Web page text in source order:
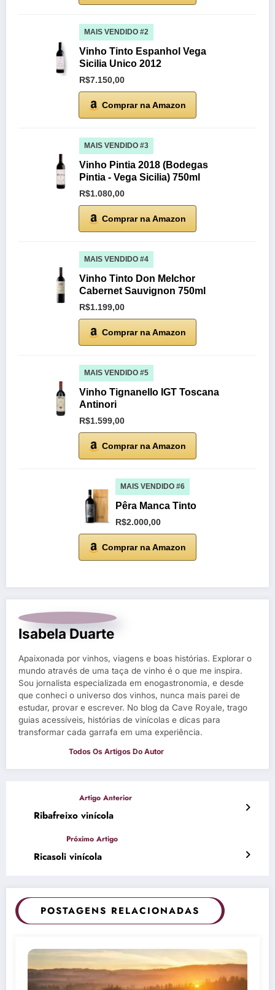
MAIS VENDIDO #2
Vinho Tinto Espanhol Vega
Sicilia Unico 2012
R$7.150,00
Comprar na Amazon
MAIS VENDIDO #3
Vinho Pintia 2018 (Bodegas
Pintia - Vega Sicilia) 750ml
R$1.080,00
Comprar na Amazon
MAIS VENDIDO #4
Vinho Tinto Don Melchor
Cabernet Sauvignon 750ml
R$1.199,00
Comprar na Amazon
MAIS VENDIDO #5
Vinho Tignanello IGT Toscana
Antinori
R$1.599,00
Comprar na Amazon
MAIS VENDIDO #6
Pêra Manca Tinto
R$2.000,00
Comprar na Amazon
Isabela Duarte
Apaixonada por vinhos, viagens e boas histórias. Explorar o
mundo através de uma taça de vinho é o que me inspira.
Sou jornalista especializada em enogastronomia, e desde
que conheci o universo dos vinhos, nunca mais parei de
estudar, provar e escrever. No blog da Cave Royale, trago
guias acessíveis, histórias de vinícolas e dicas para
transformar cada garrafa em uma experiência.
Ribafreixo vinícola
Ricasoli vinícola
POSTAGENS RELACIONADAS